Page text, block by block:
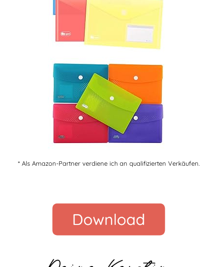
* Als Amazon-Partner verdiene ich an qualifizierten Verkäufen.